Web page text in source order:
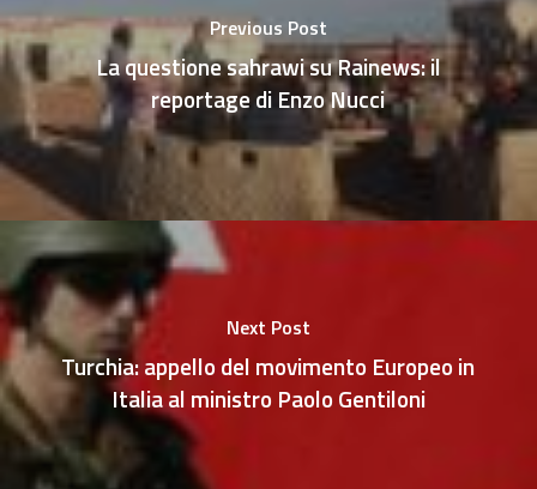
Previous Post
La questione sahrawi su Rainews: il
reportage di Enzo Nucci
Next Post
Turchia: appello del movimento Europeo in
Italia al ministro Paolo Gentiloni